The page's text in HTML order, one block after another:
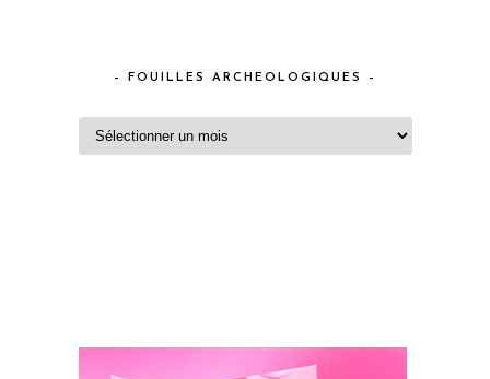
– FOUILLES ARCHEOLOGIQUES –